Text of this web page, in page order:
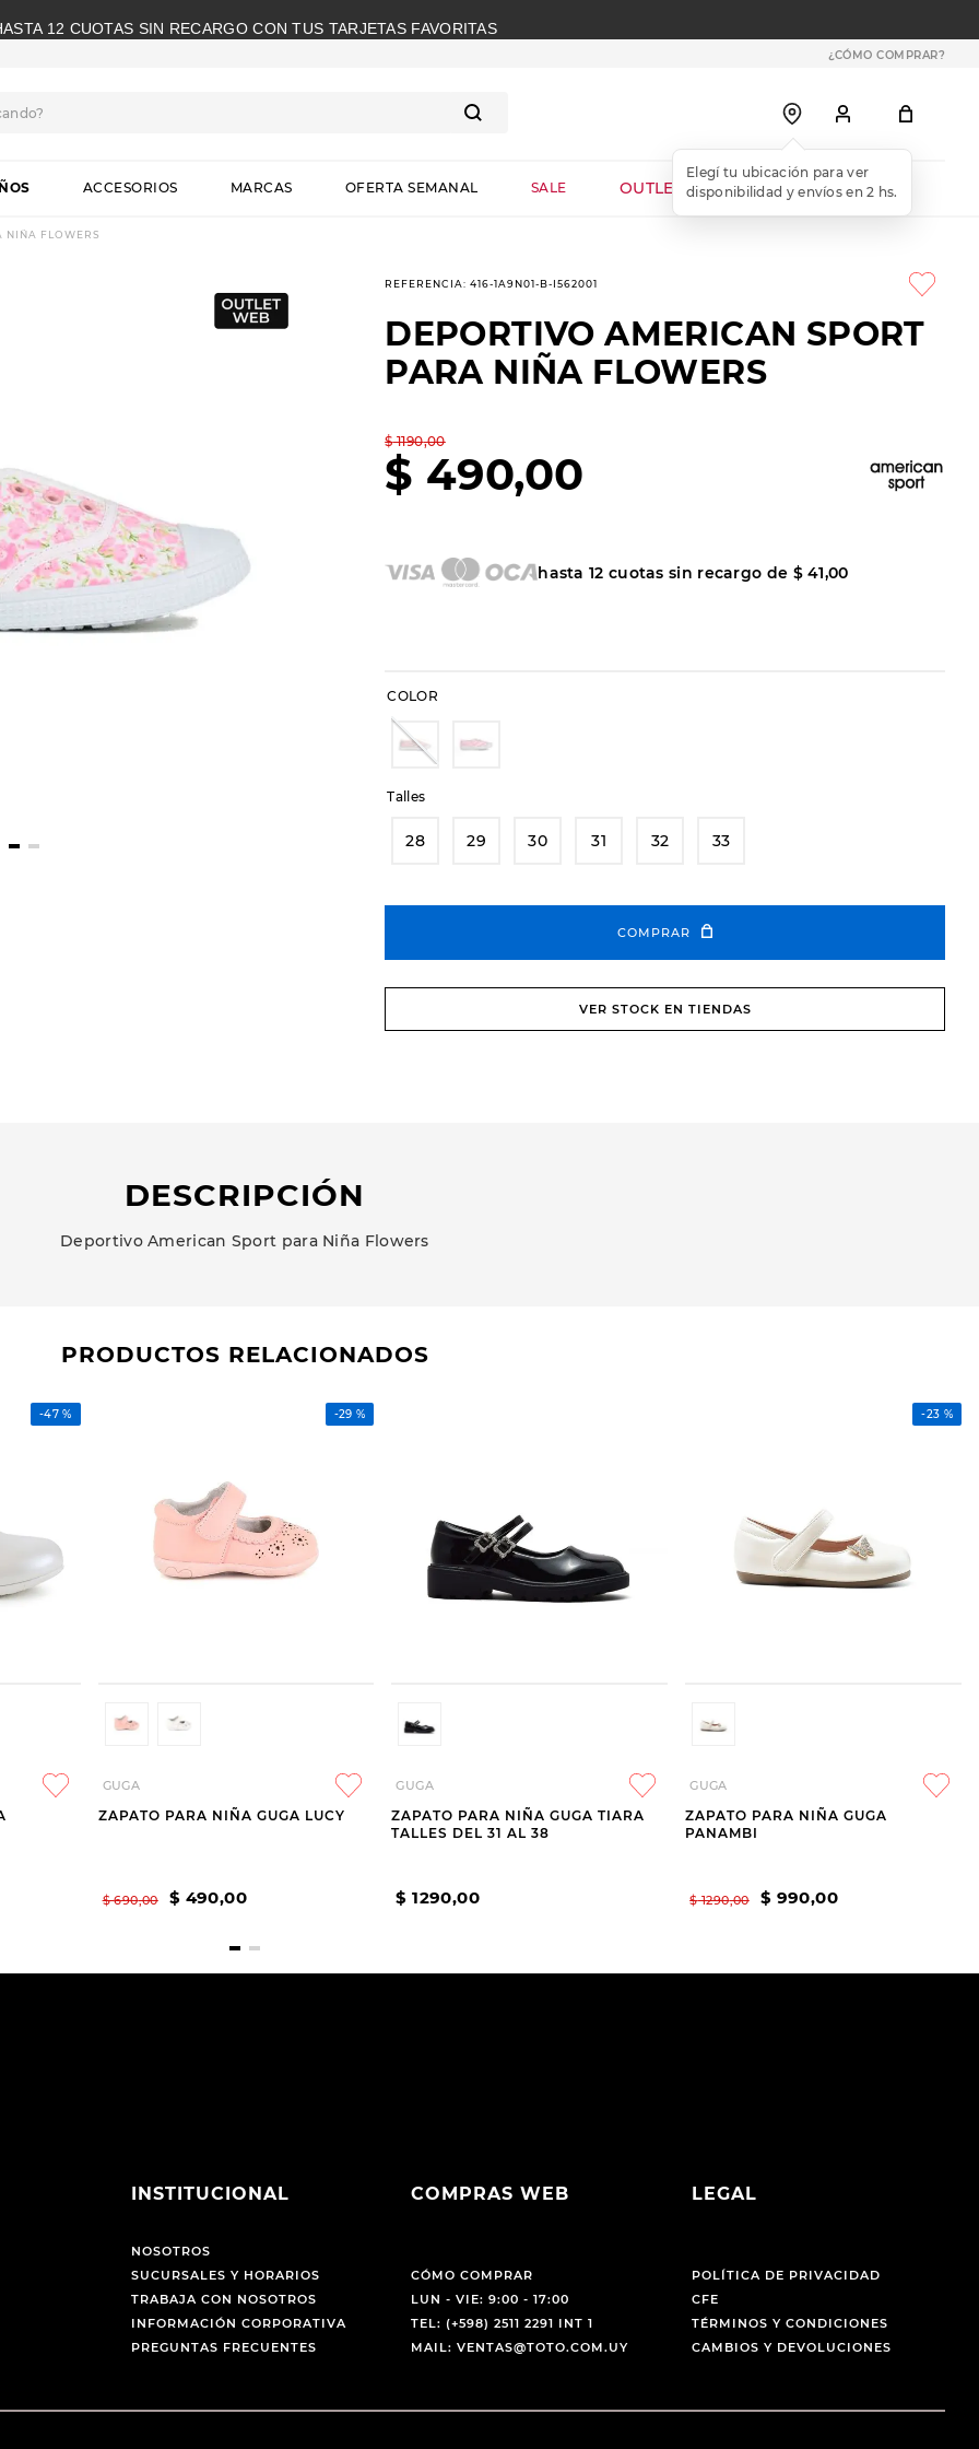
12 CUOTAS SIN RECARGO CON TUS TARJETAS FAVORITAS
¿CÓMO COMPRAR?
ACCESORIOS MARCAS OFERTA SEMANAL SALE OUTLET WEB
NIÑA FLOWERS
REFERENCIA:416-1A9N01-B-I562001
DEPORTIVO AMERICAN SPORT
PARA NIÑA FLOWERS
$ 1190,00
$ 490,00
hasta12 cuotas sin recargo de $ 41,00
COLOR
Talles
28 29 30 31 32 33
COMPRAR
VER STOCK EN TIENDAS
DESCRIPCIÓN
Deportivo American Sport para Niña Flowers
PRODUCTOS RELACIONADOS
-47 % -29 %
GUGA
ZAPATO PARA NIÑA GUGA LUCY
$ 690,00 $ 490,00
GUGA
ZAPATO PARA NIÑA GUGA TIARA
TALLES DEL 31 AL 38
$ 1290,00
-23 %
GUGA
ZAPATO PARA NIÑA GUGA
PANAMBI
$ 1290,00 $ 990,00
INSTITUCIONAL
NOSOTROS
SUCURSALES Y HORARIOS
TRABAJA CON NOSOTROS
INFORMACIÓN CORPORATIVA
PREGUNTAS FRECUENTES
COMPRAS WEB
CÓMO COMPRAR
LUN - VIE: 9:00 - 17:00
TEL: (+598) 2511 2291 INT 1
MAIL: VENTAS@TOTO.COM.UY
LEGAL
POLÍTICA DE PRIVACIDAD
CFE
TÉRMINOS Y CONDICIONES
CAMBIOS Y DEVOLUCIONES